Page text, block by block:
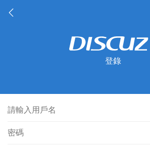
登錄